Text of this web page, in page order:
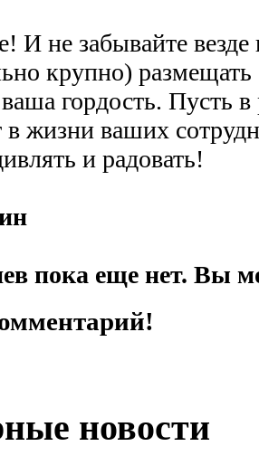
И не забывайте
крупно)
гордость. Пусть в
в жизни ваших
и радовать!
пока еще нет. Вы
новости